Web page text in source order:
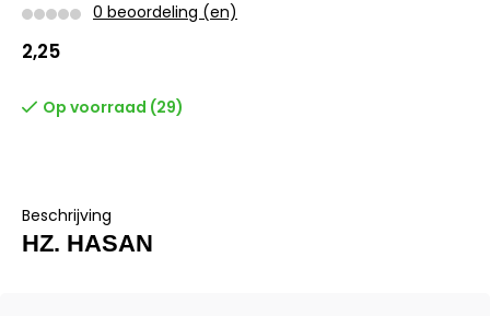
0 beoordeling (en)
2,25
Op voorraad (29)
Beschrijving
HZ. HASAN